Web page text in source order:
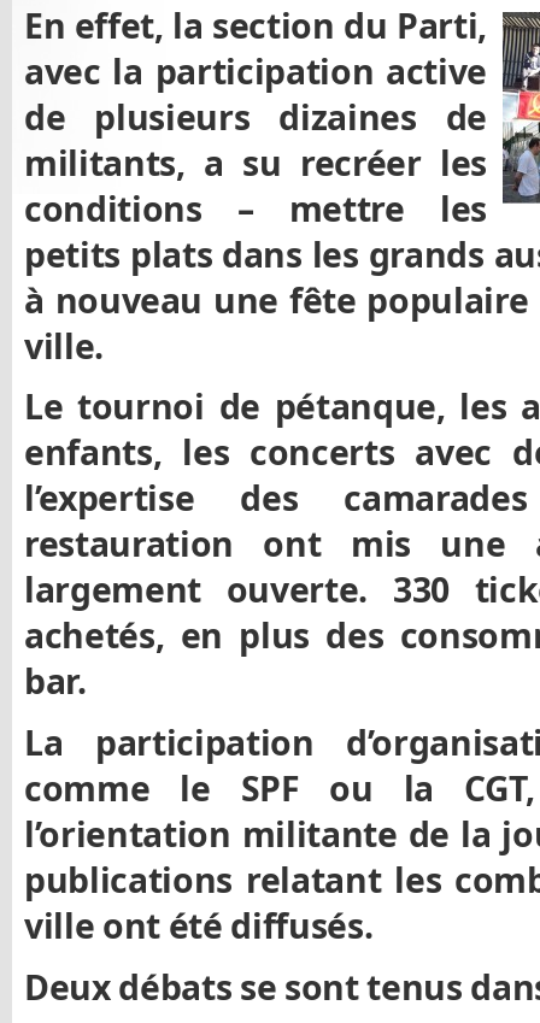
En effet, la section du Parti,
avec la participation active
de plusieurs dizaines de
militants, a su recréer les
conditions – mettre les
petits plats dans les grands
à nouveau une fête
ville.
Le tournoi de pétanque, les
enfants, les concerts avec
l’expertise des
restauration ont mis une
largement ouverte. 330
achetés, en plus des
bar.
La participation
comme le SPF ou la
l’orientation militante de la
publications relatant les
ville ont été diffusés.
Deux débats se sont tenus